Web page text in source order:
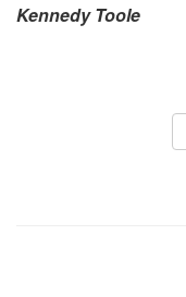
Kennedy Toole